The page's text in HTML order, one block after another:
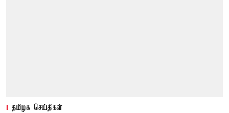
தமிழக செய்திகள்